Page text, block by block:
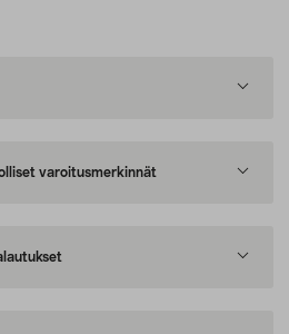
varoitusmerkinnät